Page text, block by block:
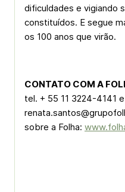
dificuldades e vigiando
constituídos. E segue
os 100 anos que virão.
CONTATO COM A
tel. + 55 11 3224-4141
sobre a Folha: